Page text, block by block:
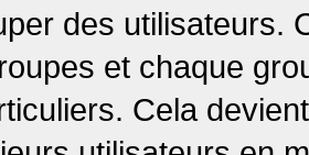
des utilisateurs.
et chaque
Cela